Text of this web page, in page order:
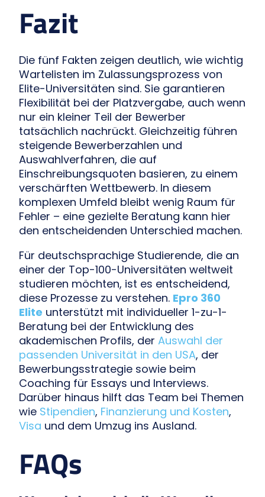
Fazit
Die fünf Fakten zeigen deutlich, wie wichtig
Wartelisten im Zulassungsprozess von
Elite-Universitäten sind. Sie garantieren
Flexibilität bei der Platzvergabe, auch wenn
nur ein kleiner Teil der Bewerber
tatsächlich nachrückt. Gleichzeitig führen
steigende Bewerberzahlen und
Auswahlverfahren, die auf
Einschreibungsquoten basieren, zu einem
verschärften Wettbewerb. In diesem
komplexen Umfeld bleibt wenig Raum für
Fehler – eine gezielte Beratung kann hier
den entscheidenden Unterschied machen.
Für deutschsprachige Studierende, die an
einer der Top-100-Universitäten weltweit
studieren möchten, ist es entscheidend,
diese Prozesse zu verstehen. Epro 360
Elite unterstützt mit individueller 1-zu-1-
Beratung bei der Entwicklung des
akademischen Profils, der Auswahl der
passenden Universität in den USA, der
Bewerbungsstrategie sowie beim
Coaching für Essays und Interviews.
Darüber hinaus hilft das Team bei Themen
wie Stipendien, Finanzierung und Kosten,
Visa und dem Umzug ins Ausland.
FAQs